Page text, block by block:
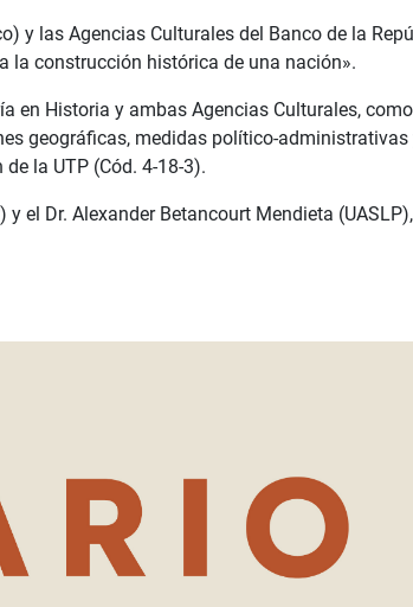
y las Agencias Culturales del Banco de la
la construcción histórica de una nación».
en Historia y ambas Agencias Culturales,
geográficas, medidas político-administrativas
la UTP (Cód. 4-18-3).
el Dr. Alexander Betancourt Mendieta